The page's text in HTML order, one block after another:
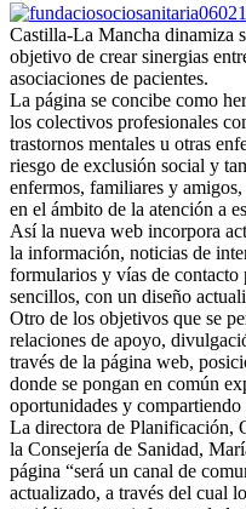
Castilla-La Mancha dinamiza
objetivo de crear sinergias
asociaciones de pacientes.
La página se concibe como
los colectivos profesionales
trastornos mentales u otras
riesgo de exclusión social y
enfermos, familiares y
en el ámbito de la atención a
Así la nueva web incorpora
la información, noticias de
formularios y vías de contacto
sencillos, con un diseño
Otro de los objetivos que se
relaciones de apoyo,
través de la página web,
donde se pongan en común
oportunidades y
La directora de Planificación,
la Consejería de Sanidad,
página “será un canal de
actualizado, a través del cual